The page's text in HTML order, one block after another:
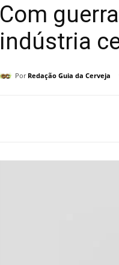
Com
indústria
Por Redação Guia da Cerveja